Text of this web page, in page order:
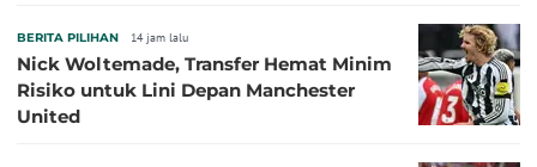
BERITA PILIHAN 14 jam lalu
Nick Woltemade, Transfer Hemat Minim
Risiko untuk Lini Depan Manchester
United